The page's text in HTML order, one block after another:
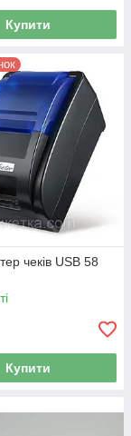
Купити
чеків USB 58
Купити